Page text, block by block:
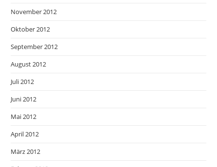
November 2012
Oktober 2012
September 2012
August 2012
Juli 2012
Juni 2012
Mai 2012
April 2012
März 2012